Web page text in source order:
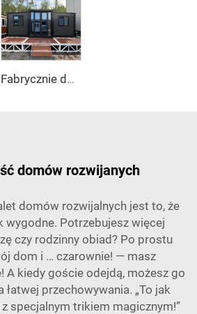
Fabrycznie dostosowane przystępne domy modułowe, tanie domy prefabrykowane na sprzedaż, luksusowe domy kontenerowe, dom prefabrykowany
domów rozwijanych
domów rozwijalnych jest to, że
wygodne. Potrzebujesz więcej
czy rodzinny obiad? Po prostu
dom i … czarownie! — masz
A kiedy goście odejdą, możesz go
łatwej przechowywania. „To jak
specjalnym trikiem magicznym!”